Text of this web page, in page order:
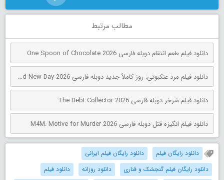
مطالب مرتبط
دانلود فیلم طعم انتقام دوبله فارسی One Spoon of Chocolate 2026
دانلود فیلم مرد عنکبوتی: روز کاملاً جدید دوبله فارسی Spider-Man: Brand New Day 2026
دانلود فیلم شرخر دوبله فارسی The Debt Collector 2026
دانلود فیلم انگیزه قتل دوبله فارسی M4M: Motive for Murder 2026
دانلود رایگان فیلم
دانلود رایگان فیلم ایرانی
دانلود رایگان فیلم گنجشک و قناری
دانلود روزانه
دانلود فیلم